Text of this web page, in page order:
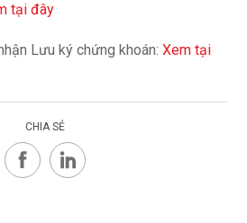
tại đây
Lưu ký chứng khoán:Xem tại
CHIA SẺ